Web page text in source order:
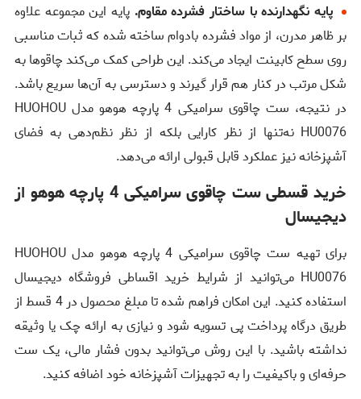
پایه نگهدارنده با ساختار فشرده مقاوم. پایه این مجموعه علاوه
بر ظاهر مدرن، از مواد فشرده بادوام ساخته شده که ثبات مناسبی
روی سطح کابینت ایجاد می‌کند. این طراحی کمک می‌کند چاقوها به
شکل مرتب در کنار هم قرار گیرند و دسترسی به آن‌ها سریع باشد.
در نتیجه، ست چاقوی سرامیکی 4 پارچه هوهو مدل HUOHOU
HU0076 نه‌تنها از نظر کارایی بلکه از نظر نظم‌دهی به فضای
آشپزخانه نیز عملکرد قابل قبولی ارائه می‌دهد.
خرید قسطی ست چاقوی سرامیکی 4 پارچه هوهو از
دیجیسال
برای تهیه ست چاقوی سرامیکی 4 پارچه هوهو مدل HUOHOU
HU0076 می‌توانید از شرایط خرید اقساطی فروشگاه دیجیسال
استفاده کنید. این امکان فراهم شده تا مبلغ محصول در 4 قسط از
طریق درگاه پرداخت پی تسویه شود و نیازی به ارائه چک یا وثیقه
نداشته باشید. با این روش می‌توانید بدون فشار مالی، یک ست
حرفه‌ای و باکیفیت را به تجهیزات آشپزخانه خود اضافه کنید.